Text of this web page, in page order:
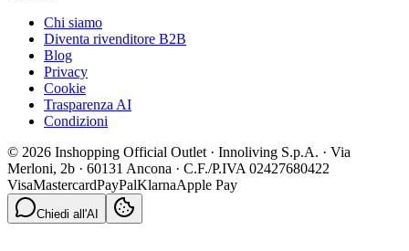
Chi siamo
Diventa rivenditore B2B
Blog
Privacy
Cookie
Trasparenza AI
Condizioni
© 2026 Inshopping Official Outlet · Innoliving S.p.A. · Via
Merloni, 2b · 60131 Ancona · C.F./P.IVA 02427680422
VisaMastercardPayPalKlarnaApple Pay
Chiedi all'AI